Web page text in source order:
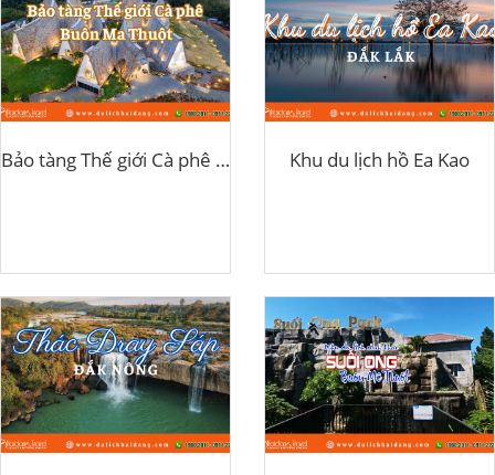
Bảo tàng Thế giới Cà phê Buôn Ma Thuột Khu du lịch hồ Ea Kao